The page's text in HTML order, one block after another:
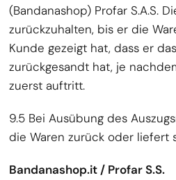
(Bandanashop) Profar S.A.S.
zurückzuhalten, bis er die
Kunde gezeigt hat, dass er
zurückgesandt hat, je
zuerst auftritt.
9.5 Bei Ausübung des
die Waren zurück oder liefert
Bandanashop.it / Profar S.S.